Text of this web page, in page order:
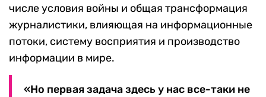
числе условия войны и общая трансформация
журналистики, влияющая на информационные
потоки, систему восприятия и производство
информации в мире.
«Но первая задача здесь у нас все-таки не